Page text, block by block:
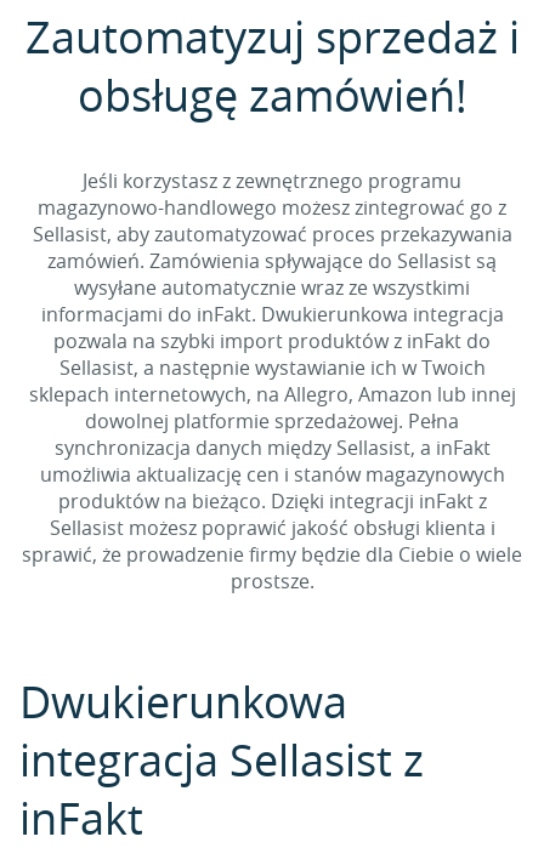
Zautomatyzuj sprzedaż i
obsługę zamówień!
Jeśli korzystasz z zewnętrznego programu
magazynowo-handlowego możesz zintegrować go z
Sellasist, aby zautomatyzować proces przekazywania
zamówień. Zamówienia spływające do Sellasist są
wysyłane automatycznie wraz ze wszystkimi
informacjami do inFakt. Dwukierunkowa integracja
pozwala na szybki import produktów z inFakt do
Sellasist, a następnie wystawianie ich w Twoich
sklepach internetowych, na Allegro, Amazon lub innej
dowolnej platformie sprzedażowej. Pełna
synchronizacja danych między Sellasist, a inFakt
umożliwia aktualizację cen i stanów magazynowych
produktów na bieżąco. Dzięki integracji inFakt z
Sellasist możesz poprawić jakość obsługi klienta i
sprawić, że prowadzenie firmy będzie dla Ciebie o wiele
prostsze.
Dwukierunkowa
integracja Sellasist z
inFakt